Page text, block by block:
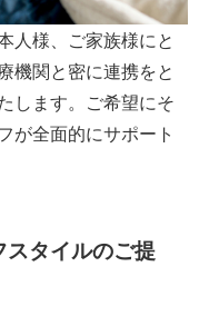
人様、ご家族様にと
機関と密に連携をと
します。ご希望にそ
が全面的にサポート
スタイルのご提